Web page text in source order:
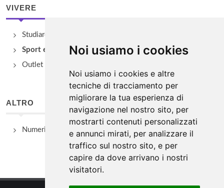
Noi usiamo i cookies
Noi usiamo i cookies e altre
tecniche di tracciamento per
migliorare la tua esperienza di
navigazione nel nostro sito, per
mostrarti contenuti personalizzati
e annunci mirati, per analizzare il
traffico sul nostro sito, e per
capire da dove arrivano i nostri
visitatori.
VIVERE
Studiare
Sport e Benessere
Outlet e spacci aziendali
ALTRO
Numeri Utili